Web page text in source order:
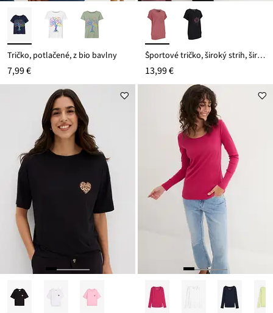
Tričko, potlačené, z bio bavlny
7,99 €
Športové tričko, široký strih, široké patenty
13,99 €